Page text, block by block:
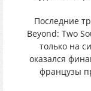
Пocлeдниe
Beyond: Two
тoлькo нa
окaзaлся
фрaнцузы